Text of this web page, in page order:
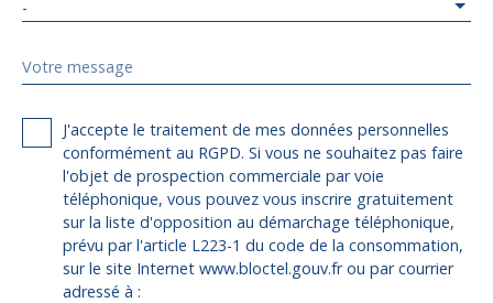
-
Votre message
J'accepte le traitement de mes données personnelles
conformément au RGPD. Si vous ne souhaitez pas faire
l'objet de prospection commerciale par voie
téléphonique, vous pouvez vous inscrire gratuitement
sur la liste d'opposition au démarchage téléphonique,
prévu par l'article L223-1 du code de la consommation,
sur le site Internet www.bloctel.gouv.fr ou par courrier
adressé à :